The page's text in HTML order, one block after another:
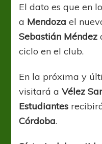
El dato es que en
a Mendozael
Sebastián Méndez
ciclo en el club.
En la próxima y
visitará aVélez
Estudiantes
Córdoba.